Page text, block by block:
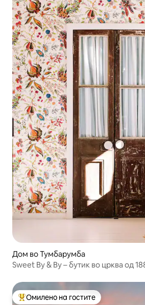
Дом во Тумбарумба
Sweet By & By – бутик во црква од
Меѓу најуспешните „Омилени на
Омилено на гостите